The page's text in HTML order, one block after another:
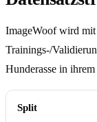
ImageWoof wird
Trainings-/
Hunderasse in
Split